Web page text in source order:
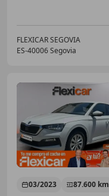
FLEXICAR SEGOVIA
ES-40006 Segovia
03/2023 87.600 km